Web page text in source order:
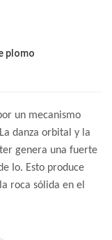
plomo
un mecanismo
danza orbital y la
genera una fuerte
Io. Esto produce
roca sólida en el